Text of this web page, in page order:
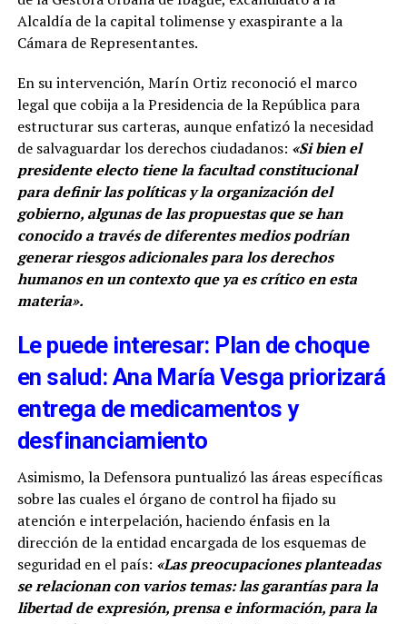
Alcaldía de la capital tolimense y exaspirante a la
Cámara de Representantes.
En su intervención, Marín Ortiz reconoció el marco
legal que cobija a la Presidencia de la República para
estructurar sus carteras, aunque enfatizó la necesidad
de salvaguardar los derechos ciudadanos: «Si bien el
presidente electo tiene la facultad constitucional
para definir las políticas y la organización del
gobierno, algunas de las propuestas que se han
conocido a través de diferentes medios podrían
generar riesgos adicionales para los derechos
humanos en un contexto que ya es crítico en esta
materia».
Le puede interesar: Plan de choque
en salud: Ana María Vesga priorizará
entrega de medicamentos y
desfinanciamiento
Asimismo, la Defensora puntualizó las áreas específicas
sobre las cuales el órgano de control ha fijado su
atención e interpelación, haciendo énfasis en la
dirección de la entidad encargada de los esquemas de
seguridad en el país: «Las preocupaciones planteadas
se relacionan con varios temas: las garantías para la
libertad de expresión, prensa e información, para la